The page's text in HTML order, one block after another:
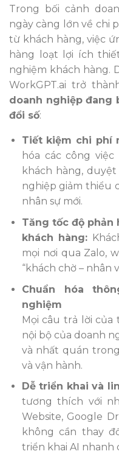
Trong bối cảnh
ngày càng lớn về chi
từ khách hàng, việc
hàng loạt lợi ích
nghiệm khách hàng.
WorkGPT.ai trở
doanh nghiệp đang
đổi số:
Tiết kiệm chi phí
hóa các công
khách hàng,
nghiệp giảm thiểu
nhân sự mới.
Tăng tốc độ phản
khách hàng:
mọi nơi qua Zalo,
“khách chờ – nhân
Chuẩn hóa
nghiệm
Mọi câu trả lời
nội bộ của doanh
và nhất quán
và vận hành.
Dễ triển khai và
tương thích với
Website, Google
không cần thay
triển khai AI nhanh